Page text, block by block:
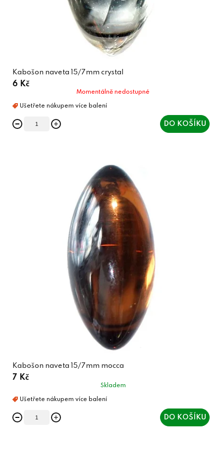
Kabošon naveta 15/7mm crystal
6 Kč
Momentálně nedostupné
DO KOŠÍKU
Kabošon naveta 15/7mm mocca
7 Kč
Skladem
DO KOŠÍKU